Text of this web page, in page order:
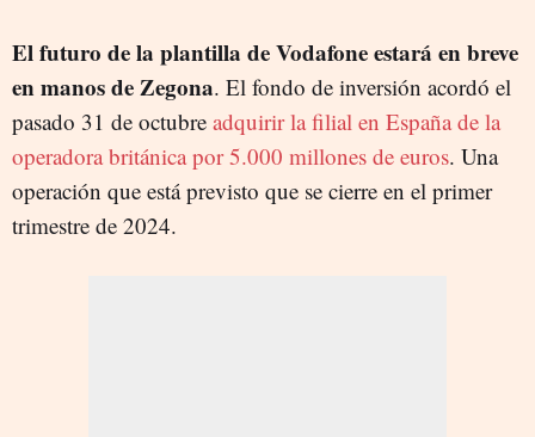
El futuro de la plantilla de Vodafone estará en breve
en manos de Zegona. El fondo de inversión acordó el
pasado 31 de octubre adquirir la filial en España de la
operadora británica por 5.000 millones de euros. Una
operación que está previsto que se cierre en el primer
trimestre de 2024.